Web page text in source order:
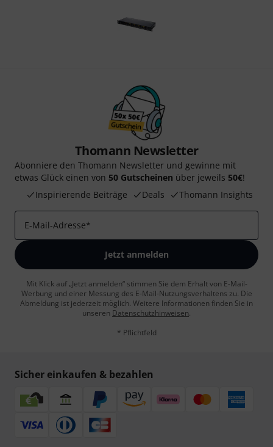
Thomann Newsletter
Abonniere den Thomann Newsletter und gewinne mit
etwas Glück einen von 50 Gutscheinen über jeweils 50€!
Inspirierende Beiträge
Deals Thomann Insights
E-Mail-Adresse*
Jetzt anmelden
Mit Klick auf „Jetzt anmelden“ stimmen Sie dem Erhalt von E-Mail-
Werbung und einer Messung des E-Mail-Nutzungsverhaltens zu. Die
Abmeldung ist jederzeit möglich. Weitere Informationen finden Sie in
unseren Datenschutzhinweisen.
* Pflichtfeld
Sicher einkaufen & bezahlen